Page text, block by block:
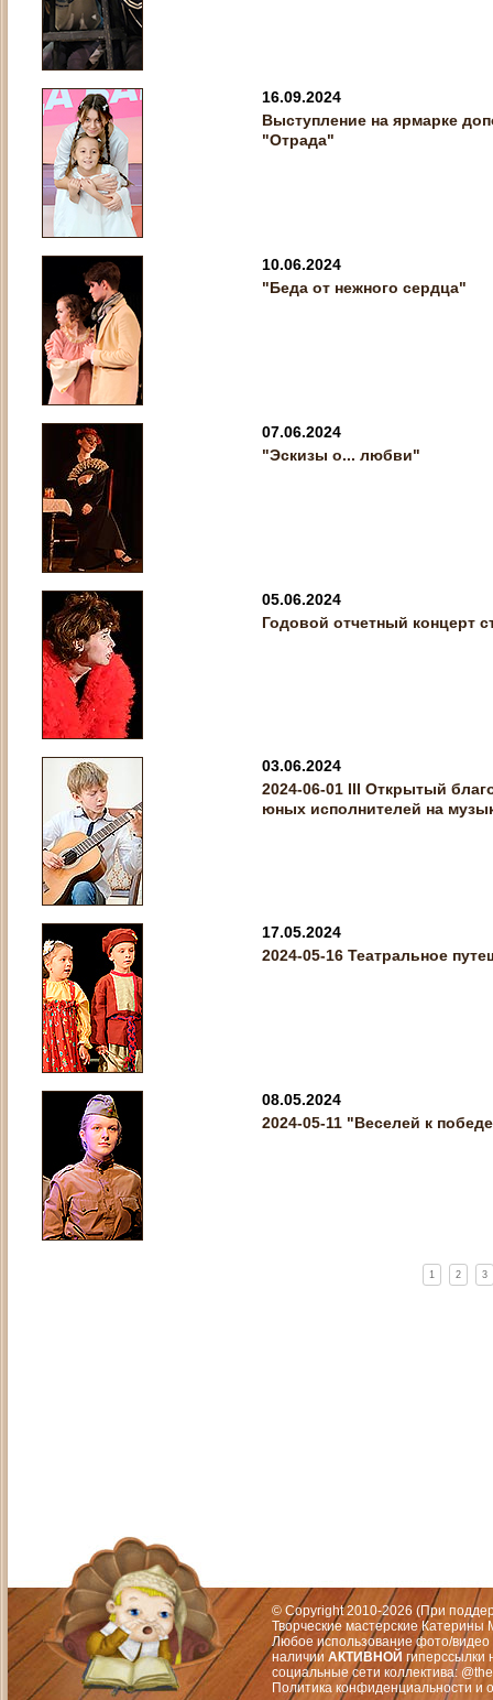
16.09.2024
Выступление на ярмарке
"Отрада"
10.06.2024
"Беда от нежного сердца"
07.06.2024
"Эскизы о... любви"
05.06.2024
Годовой отчетный концерт
03.06.2024
2024-06-01 III Открытый
юных исполнителей на
17.05.2024
2024-05-16 Театральное
08.05.2024
2024-05-11 "Веселей к
1 2 3
© Copyright 2010-2026 (При
Творческие мастерские
Любое использование фото/видео
наличии АКТИВНОЙ гиперссылки
социальные сети коллектива:
Политика конфиденциальности и